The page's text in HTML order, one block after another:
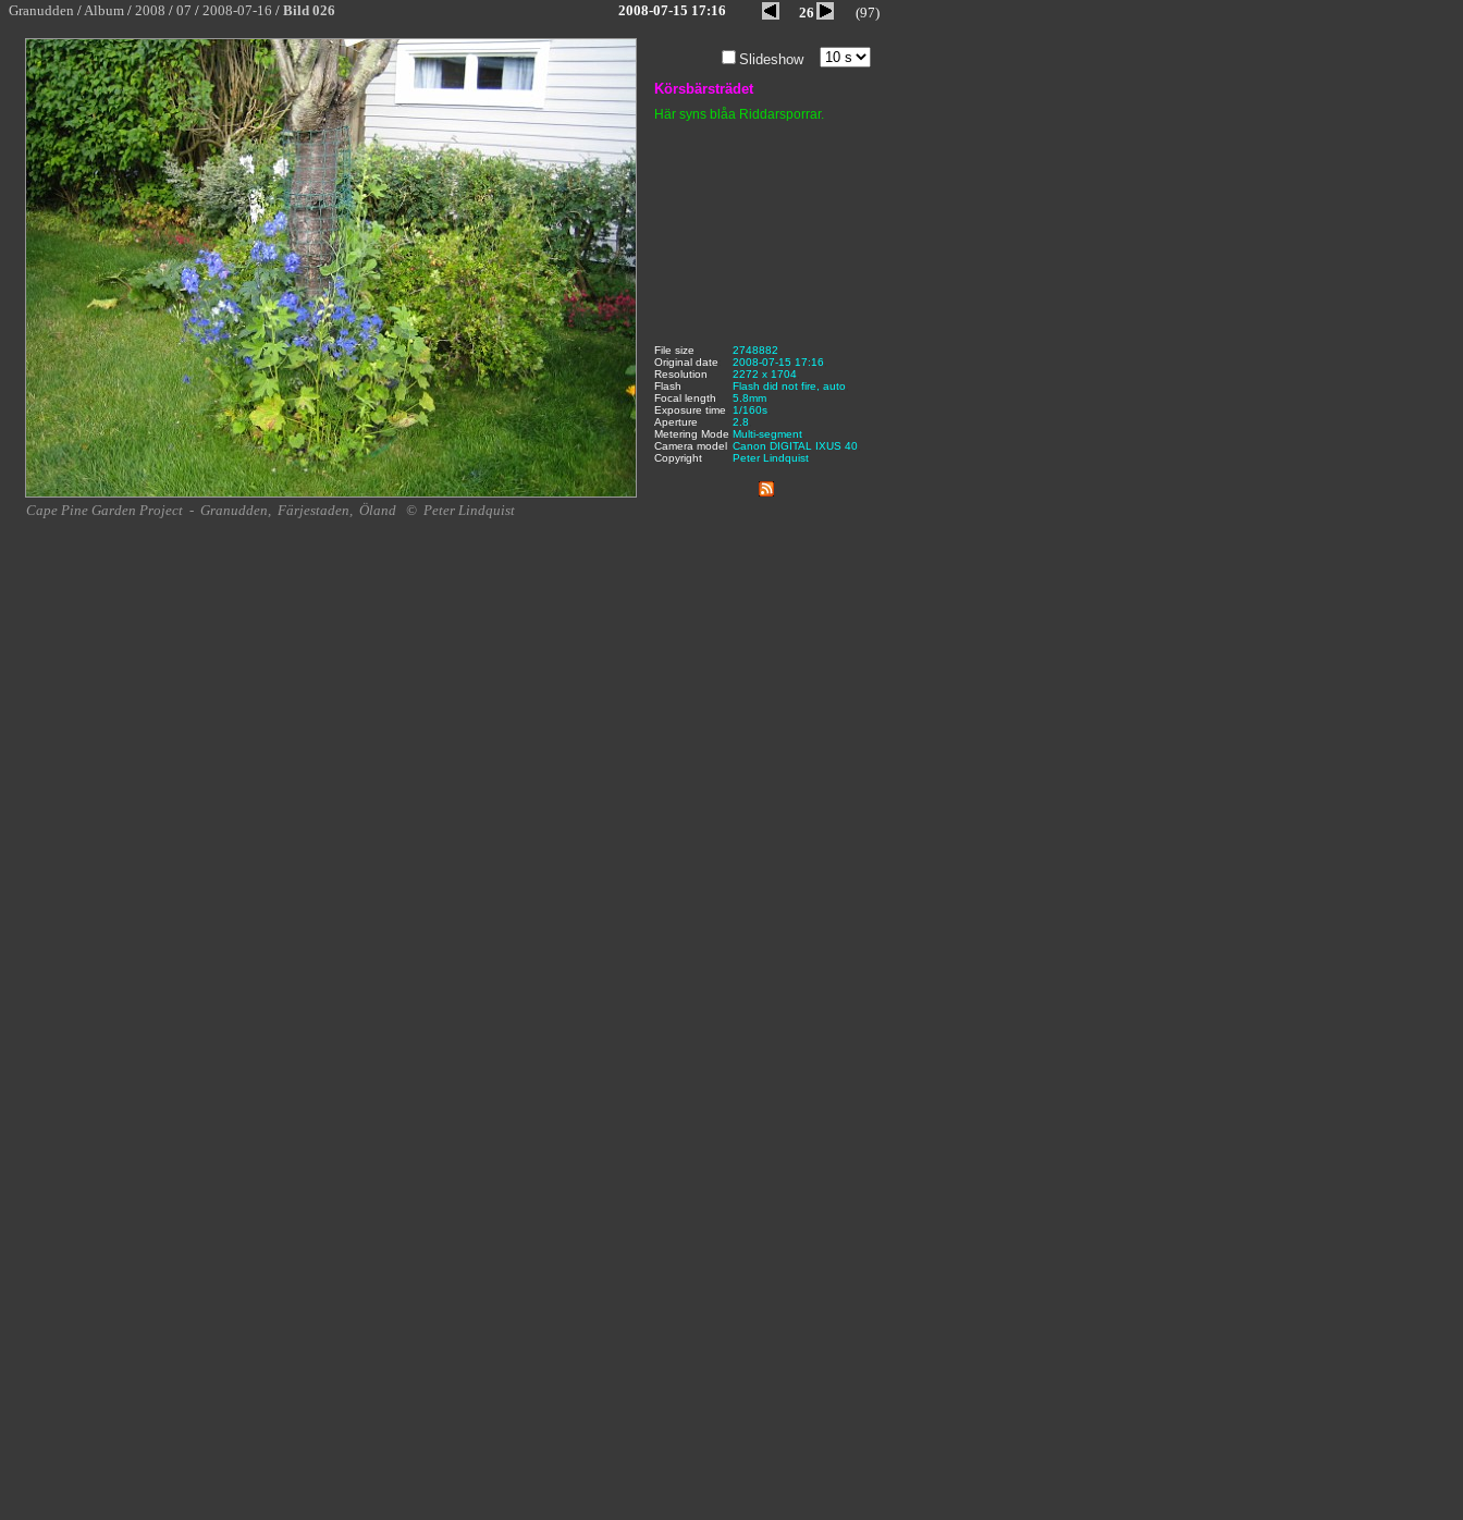
Granudden /Album / 2008 / 07 / 2008-07-16 / Bild 026 2008-07-15 17:16 26 (97)
Slideshow
Körsbärsträdet
Här syns blåa Riddarsporrar.
File size 2748882
Original date
2008-07-15 17:16
Resolution
2272 x 1704
Flash
Flash did not fire, auto
Focal length
5.8mm
Exposure time
1/160s
Aperture
2.8
Metering Mode Multi-segment
Camera model Canon DIGITAL IXUS 40
Copyright
Peter Lindquist
Cape Pine Garden Project - Granudden, Färjestaden, Öland © Peter Lindquist